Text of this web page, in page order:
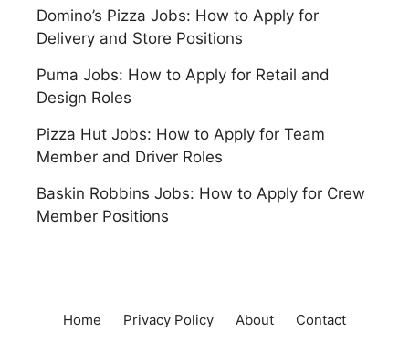
Domino’s Pizza Jobs: How to Apply for
Delivery and Store Positions
Puma Jobs: How to Apply for Retail and
Design Roles
Pizza Hut Jobs: How to Apply for Team
Member and Driver Roles
Baskin Robbins Jobs: How to Apply for Crew
Member Positions
Home Privacy Policy About Contact